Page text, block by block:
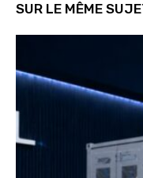
SUR LE MÊME